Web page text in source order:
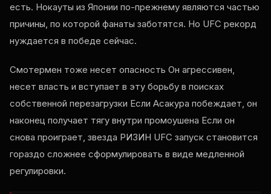
есть. Нокауты из Японии по-прежнему являются частью
причины, по которой фанаты заботятся. Но UFC рекорд
нуждается в победе сейчас.
Смотермен тоже несет опасность Он агрессивен,
несет власть и вступает в эту борьбу в поисках
собственной перезагрузки Если Асакура побеждает, он
наконец получает тягу внутри промоушена Если он
снова проиграет, звезда РИЗИН UFC запуск становится
гораздо сложнее сформулировать в виде медленной
регулировки.